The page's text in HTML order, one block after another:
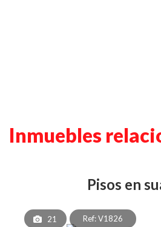
Inmuebles
pisos en
21 Ref: V1826